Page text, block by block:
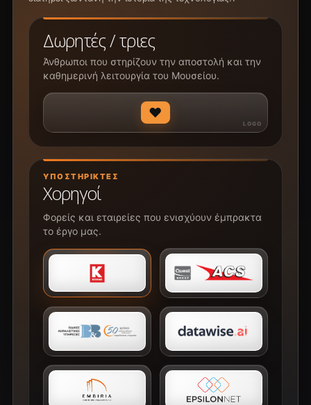
Δωρητές / τριες
Άνθρωποι που στηρίζουν την αποστολή και την
καθημερινή λειτουργία του Μουσείου.
♥
ΥΠΟΣΤΗΡΙΚΤΈΣ
Χορηγοί
Φορείς και εταιρείες που ενισχύουν έμπρακτα
το έργο μας.